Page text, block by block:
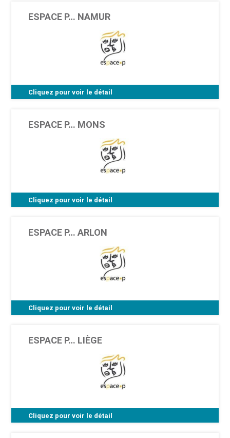
ESPACE P… NAMUR
Cliquez pour voir le détail
ESPACE P… MONS
Cliquez pour voir le détail
ESPACE P… ARLON
Cliquez pour voir le détail
ESPACE P… LIÈGE
Cliquez pour voir le détail